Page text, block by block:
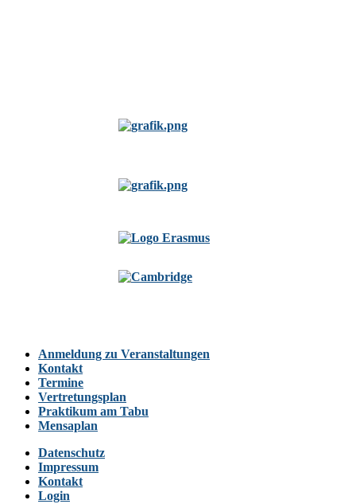
Anmeldung zu Veranstaltungen
Kontakt
Termine
Vertretungsplan
Praktikum am Tabu
Mensaplan
Datenschutz
Impressum
Kontakt
Login